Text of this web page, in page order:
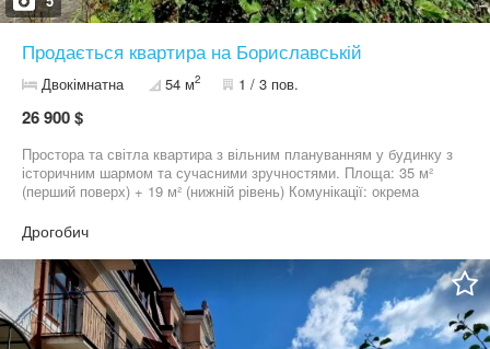
Продається квартира на Бориславській
Двокімнатна 54 м2 1 / 3 пов.
26 900 $
Простора та світла квартира з вільним плануванням у будинку з
історичним шармом та сучасними зручностями. Площа: 35 м²
(перший поверх) + 19 м² (нижній рівень) Комунікації: окрема
комунікації під 2 санвузли, встановлений котел та батареї,
зроблена гідроізоляція Інфраструктура: закрита територія, гарно
облаштований двір, дитячий майданчик, паркомісце + місце під
гараж Переваги: доглянута територія, тихий район, поруч
школа,садочок,зупинка транспорту,магазини.
Дрогобич